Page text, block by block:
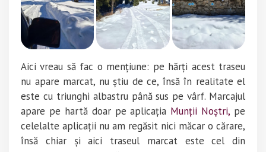
Aici vreau să fac o mențiune: pe hărți acest traseu
nu apare marcat, nu știu de ce, însă în realitate el
este cu triunghi albastru până sus pe vârf. Marcajul
apare pe hartă doar pe aplicația Munții Noștri, pe
celelalte aplicații nu am regăsit nici măcar o cărare,
însă chiar și aici traseul marcat este cel din